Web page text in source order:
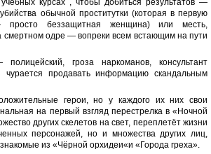
обычной проститутки (которая в первую
беззащитная женщина) или месть,
смертном одре — вопреки всем встающим на пути
гроза наркоманов, консультант
чурается продавать информацию скандальным
герои, но у каждого их них свои
на первый взгляд перестрелка в «Ночной
других скелетов на свет, переплетёт жизни
персонажей, но и множества других лиц,
из «Чёрной орхидеи«и «Города греха».